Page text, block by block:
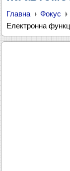
Главна Фокус
Електронна